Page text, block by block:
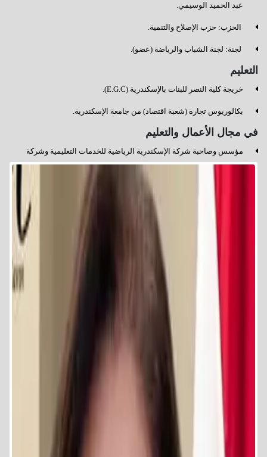
عبد الحميد الوسيمي.
⁠ الحزب: حزب الإصلاح والتنمية.
⁠ لجنة: لجنة الشباب والرياضة (عضو).
التعليم
خريجة كلية النصر للبنات بالإسكندرية (E.G.C).
بكالوريوس تجارة (شعبة اقتصاد) من جامعة الإسكندرية.
في مجال الأعمال والتعليم
مؤسس وصاحبة شركة الإسكندرية الرياضية للخدمات التعليمية وشركة
بايونيرز جينريشن.
الممثل القانوني لمجموعة مدارس دولية (بايونيرز الأمريكية، نيو بايونيرز
البريطانية، الأميرات الدولية، بايونيرز الأوليمبية، والسليمانية الدولية
عضو مجلس إدارة شركة جامعة كيميت ومرشحة لعضوية مجلس أمناء
العمل الرياضي والخيري
العمل الخيري: مؤسس ورئيس مجلس أمناء مؤسسة بايونيرز الخيرية.
المناصب الرياضية: عضو مجلس إدارة الاتحاد المصري للكرة الطائرة
التاريخ الرياضي (كلاعبة)
الكرة الطائرة: حققت مراكز أولى مع نادي سبورتنج والنادي الأهلي من عام
في أفريقيا لعدة مواسم.